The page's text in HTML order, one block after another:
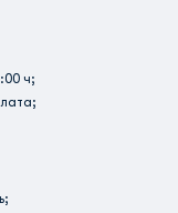
ч;